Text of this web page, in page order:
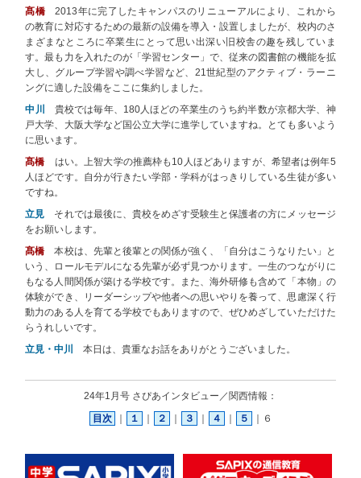
髙橋 2013年に完了したキャンパスのリニューアルにより、これから
の教育に対応するための最新の設備を導入・設置しましたが、校内のさ
まざまなところに卒業生にとって思い出深い旧校舎の趣を残していま
す。最も力を入れたのが「学習センター」で、従来の図書館の機能を拡
大し、グループ学習や調べ学習など、21世紀型のアクティブ・ラーニ
ングに適した設備をここに集約しました。
中川
貴校では毎年、180人ほどの卒業生のうち約半数が京都大学、神
戸大学、大阪大学など国公立大学に進学していますね。とても多いよう
に思います。
髙橋 はい。上智大学の推薦枠も10人ほどありますが、希望者は例年5
人ほどです。自分が行きたい学部・学科がはっきりしている生徒が多い
ですね。
立見 それでは最後に、貴校をめざす受験生と保護者の方にメッセージ
をお願いします。
髙橋 本校は、先輩と後輩との関係が強く、「自分はこうなりたい」と
いう、ロールモデルになる先輩が必ず見つかります。一生のつながりに
もなる人間関係が築ける学校です。また、海外研修も含めて「本物」の
体験ができ、リーダーシップや他者への思いやりを養って、思慮深く行
動力のある人を育てる学校でもありますので、ぜひめざしていただけた
らうれしいです。
立見・中川
本日は、貴重なお話をありがとうございました。
24年1月号 さぴあインタビュー／関西情報：
目次
１ ２ ３ ４ ５ ｜６